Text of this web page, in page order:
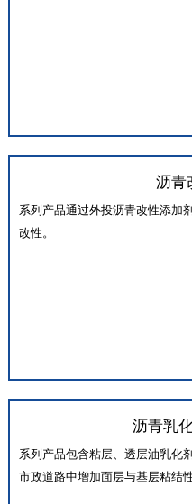
沥青
系列产品通过外投沥青改性添加
改性。
沥青乳
系列产品包含粘层、透层油乳化
市政道路中增加面层与基层粘结性